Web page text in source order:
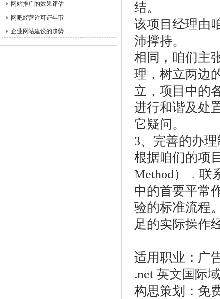
网站推广的效果评估
网吧经营许可证年审
企业网站建设的趋势
结。
该项目经理由
沛撑持。
相同，咱们主
理，树立两边
立，项目中的
进行和谐及处
它疑问。
3、完善的办
根据咱们的项
Method），联
中的首要平常
验的标准流程
足的实际操作
适用职业：广
.net 英文国际
构思策划：免